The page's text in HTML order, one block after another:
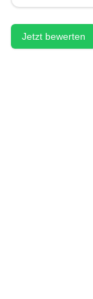
Jetzt bewerten